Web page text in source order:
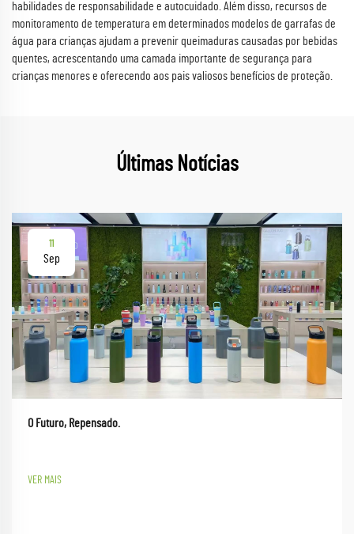
habilidades de responsabilidade e autocuidado. Além disso, recursos de
monitoramento de temperatura em determinados modelos de garrafas de
água para crianças ajudam a prevenir queimaduras causadas por bebidas
quentes, acrescentando uma camada importante de segurança para
crianças menores e oferecendo aos pais valiosos benefícios de proteção.
Últimas Notícias
11
Sep
O Futuro, Repensado.
VER MAIS